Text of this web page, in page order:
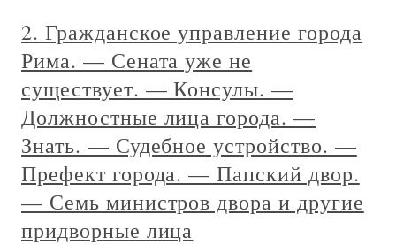
2. Гражданское управление города
Рима. — Сената уже не
существует. — Консулы. —
Должностные лица города. —
Знать. — Судебное устройство. —
Префект города. — Папский двор.
— Семь министров двора и другие
придворные лица